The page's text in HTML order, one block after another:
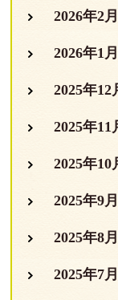
2026年2月
2026年1月
2025年12
2025年11
2025年10
2025年9月
2025年8月
2025年7月